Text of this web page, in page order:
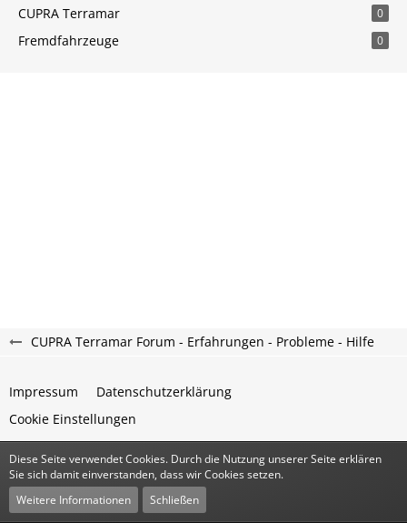
CUPRA Terramar 0
Fremdfahrzeuge 0
CUPRA Terramar Forum - Erfahrungen - Probleme - Hilfe
Impressum
Datenschutzerklärung
Cookie Einstellungen
Community-Software:WoltLab Suite™
Stil:Classicvon
Diese Seite verwendet Cookies. Durch die Nutzung unserer Seite erklären
Sie sich damit einverstanden, dass wir Cookies setzen.
Weitere Informationen
Schließen